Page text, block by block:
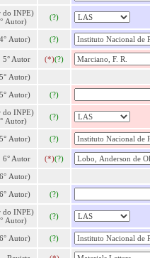
do INPE)
Autor)
(?)
Autor) (?)
5° Autor (*)(?)
Autor)
Autor) (?)
do INPE)
Autor)
(?)
Autor) (?)
6° Autor (*)(?)
Autor)
Autor) (?)
do INPE)
Autor)
(?)
Autor) (?)